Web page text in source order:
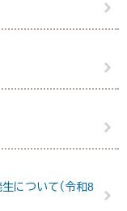
について（令和8